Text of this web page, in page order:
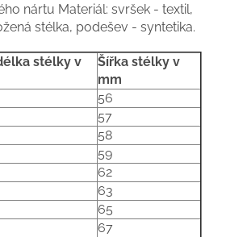
nártu Materiál: svršek - textil,
stélka, podešev - syntetika.
stélky v
Šířka stélky v
mm
56
57
58
59
62
63
65
67